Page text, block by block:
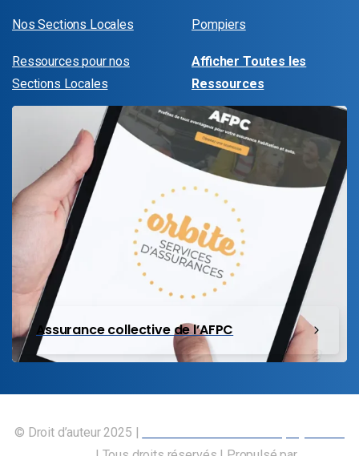
Nos Sections Locales
Ressources pour nos
Sections Locales
Pompiers
Afficher Toutes les
Ressources
Assurance collective de l’AFPC
© Droit d’auteur 2025 |